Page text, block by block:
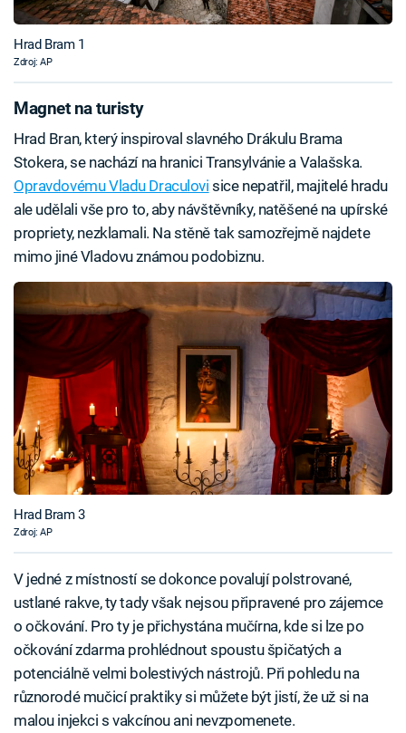
Hrad Bram 1
Zdroj: AP
Magnet na turisty
Hrad Bran, který inspiroval slavného Drákulu Brama
Stokera, se nachází na hranici Transylvánie a Valašska.
Opravdovému Vladu Draculovi sice nepatřil, majitelé hradu
ale udělali vše pro to, aby návštěvníky, natěšené na upírské
propriety, nezklamali. Na stěně tak samozřejmě najdete
mimo jiné Vladovu známou podobiznu.
Hrad Bram 3
Zdroj: AP
V jedné z místností se dokonce povalují polstrované,
ustlané rakve, ty tady však nejsou připravené pro zájemce
o očkování. Pro ty je přichystána mučírna, kde si lze po
očkování zdarma prohlédnout spoustu špičatých a
potenciálně velmi bolestivých nástrojů. Při pohledu na
různorodé mučicí praktiky si můžete být jistí, že už si na
malou injekci s vakcínou ani nevzpomenete.